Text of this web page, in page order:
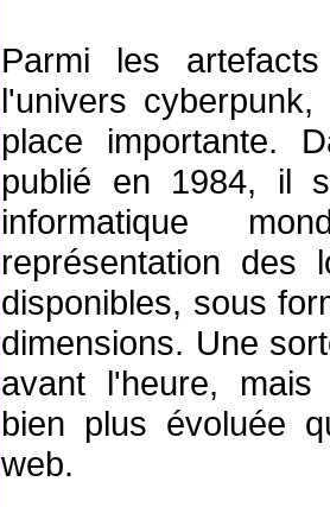
Parmi les
l'univers
place importante.
publié en 1984, il
informatique
représentation des
disponibles, sous
dimensions. Une
avant l'heure,
bien plus évoluée
web.